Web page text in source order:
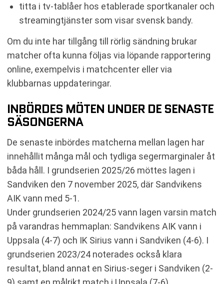
titta i tv-tablåer hos etablerade sportkanaler och
streamingtjänster som visar svensk bandy.
Om du inte har tillgång till rörlig sändning brukar
matcher ofta kunna följas via löpande rapportering
online, exempelvis i matchcenter eller via
klubbarnas uppdateringar.
INBÖRDES MÖTEN UNDER DE SENASTE
SÄSONGERNA
De senaste inbördes matcherna mellan lagen har
innehållit många mål och tydliga segermarginaler åt
båda håll. I grundserien 2025/26 möttes lagen i
Sandviken den 7 november 2025, där Sandvikens
AIK vann med 5-1.
Under grundserien 2024/25 vann lagen varsin match
på varandras hemmaplan: Sandvikens AIK vann i
Uppsala (4-7) och IK Sirius vann i Sandviken (4-6). I
grundserien 2023/24 noterades också klara
resultat, bland annat en Sirius-seger i Sandviken (2-